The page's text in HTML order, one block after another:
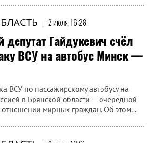
| 2 июля, 16:28
депутат Гайдукевич счёл
ВСУ на автобус Минск —
ВСУ по пассажирскому автобусу на
в Брянской области — очередной
отношении мирных граждан. Об этом...